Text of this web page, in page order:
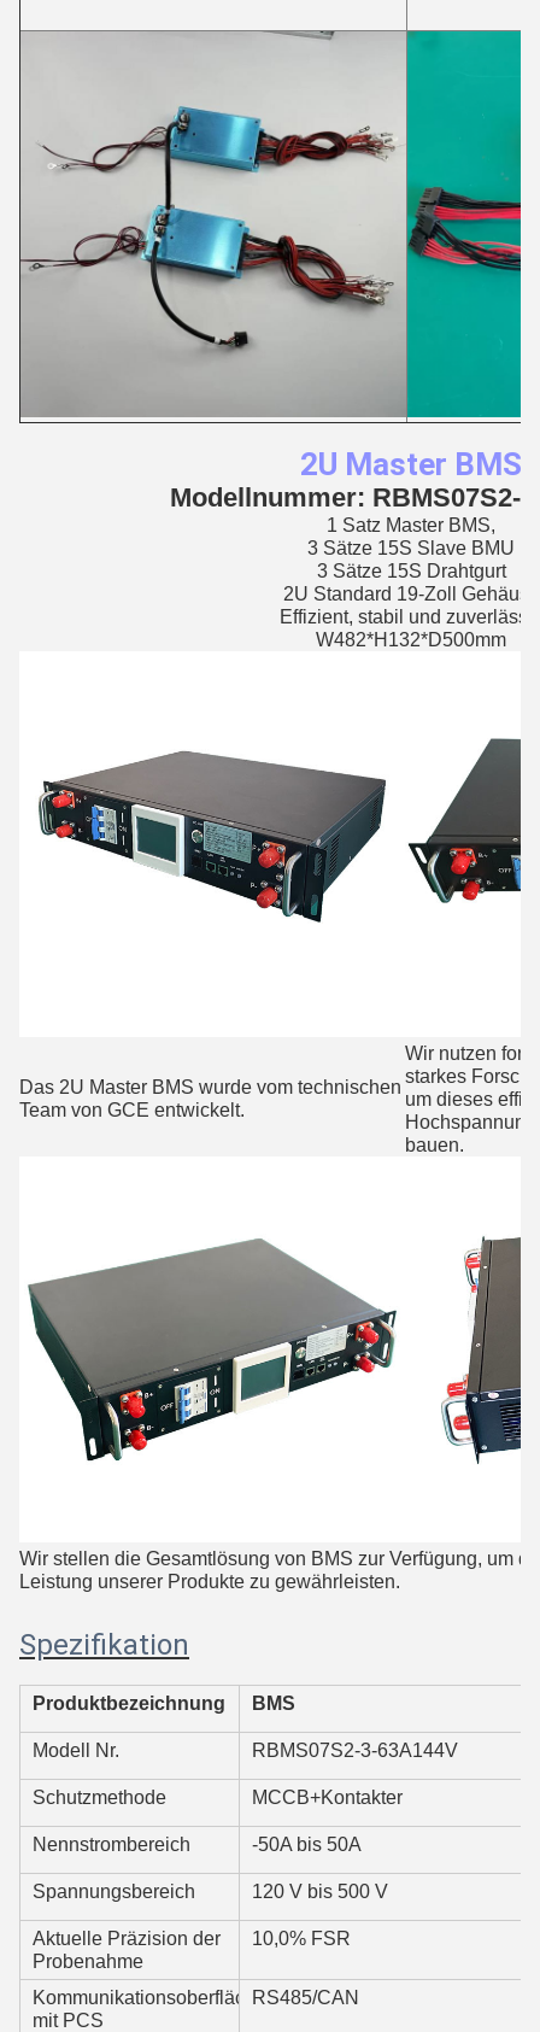
2U Master BMS
Modellnummer: RBMS07S2-
1 Satz Master BMS,
3 Sätze 15S Slave BMU
3 Sätze 15S Drahtgurt
2U Standard 19-Zoll Gehäuse
Effizient, stabil und
W482*H132*D500mm
Das 2U Master BMS wurde vom technischen
Team von GCE entwickelt.
Wir nutzen
starkes
um dieses
bauen.
Wir stellen die Gesamtlösung von BMS zur Verfügung, um
Leistung unserer Produkte zu gewährleisten.
Spezifikation
Produktbezeichnung BMS
Modell Nr. RBMS07S2-3-63A144V
Schutzmethode MCCB+Kontakter
Nennstrombereich -50A bis 50A
Spannungsbereich 120 V bis 500 V
Aktuelle Präzision der
Probenahme
10,0% FSR
Kommunikationsoberfläche
mit PCS
RS485/CAN